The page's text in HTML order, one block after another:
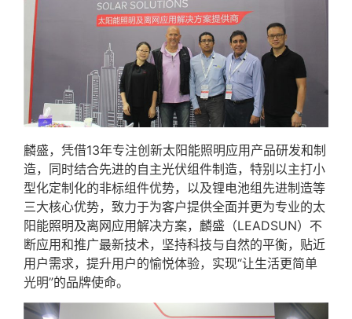
麟盛，凭借13年专注创新太阳能照明应用产品研发和制
造，同时结合先进的自主光伏组件制造，特别以主打小
型化定制化的非标组件优势，以及锂电池组先进制造等
三大核心优势，致力于为客户提供全面并更为专业的太
阳能照明及离网应用解决方案，麟盛（LEADSUN）不
断应用和推广最新技术，坚持科技与自然的平衡，贴近
用户需求，提升用户的愉悦体验，实现“让生活更简单
光明”的品牌使命。